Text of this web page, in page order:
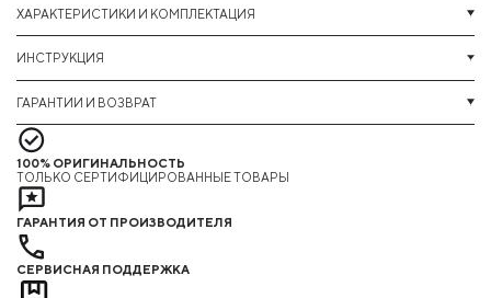
ХАРАКТЕРИСТИКИ И КОМПЛЕКТАЦИЯ
ИНСТРУКЦИЯ
ГАРАНТИИ И ВОЗВРАТ
100% ОРИГИНАЛЬНОСТЬ
ТОЛЬКО СЕРТИФИЦИРОВАННЫЕ ТОВАРЫ
ГАРАНТИЯ ОТ ПРОИЗВОДИТЕЛЯ
СЕРВИСНАЯ ПОДДЕРЖКА